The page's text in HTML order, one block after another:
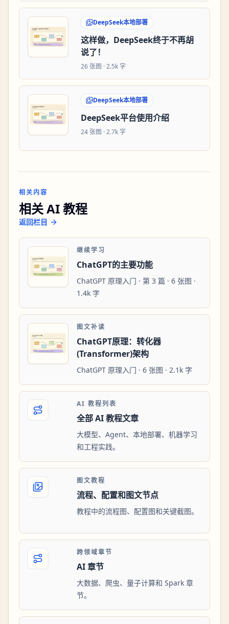
DeepSeek本地部署
这样做，DeepSeek终于不再胡
说了！
26 张图 ·2.5k 字
DeepSeek本地部署
DeepSeek平台使用介绍
24 张图 ·2.7k 字
相关内容
相关 AI 教程
返回栏目
继续学习
ChatGPT的主要功能
ChatGPT 原理入门 · 第 3 篇 · 6 张图 ·
1.4k 字
图文补读
ChatGPT原理：转化器
(Transformer)架构
ChatGPT 原理入门 · 6 张图 · 2.1k 字
AI 教程列表
全部 AI 教程文章
大模型、Agent、本地部署、机器学习
和工程实践。
图文教程
流程、配置和图文节点
教程中的流程图、配置图和关键截图。
跨领域章节
AI 章节
大数据、爬虫、量子计算和 Spark 章
节。